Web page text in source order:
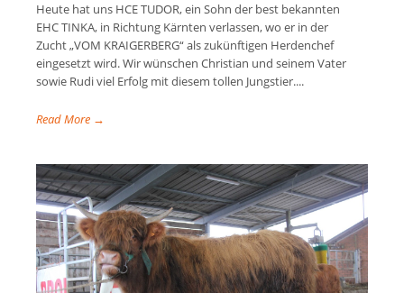
Heute hat uns HCE TUDOR, ein Sohn der best bekannten
EHC TINKA, in Richtung Kärnten verlassen, wo er in der
Zucht „VOM KRAIGERBERG“ als zukünftigen Herdenchef
eingesetzt wird. Wir wünschen Christian und seinem Vater
sowie Rudi viel Erfolg mit diesem tollen Jungstier....
Read More →